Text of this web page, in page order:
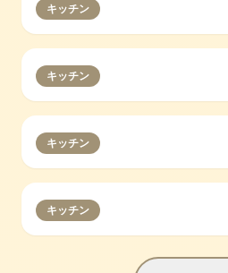
キッチン
キッチン
キッチン
キッチン